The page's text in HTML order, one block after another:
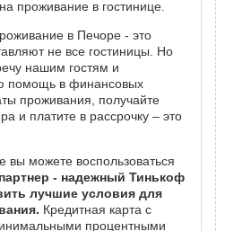
проживание в гостинице.
в Печоре - это
не все гостиницы. Но
нашим гостям и
помощь в финансовых
проживания, получайте
и платите в рассрочку – это
вы можете воспользоваться
- надежный Тинькоф
лучшие условия для
Кредитная карта с
процентными